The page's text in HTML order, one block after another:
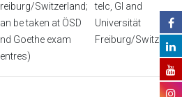
Switzerland;
be taken at ÖSD
Goethe exam
telc, GI and
Universität
Freiburg/